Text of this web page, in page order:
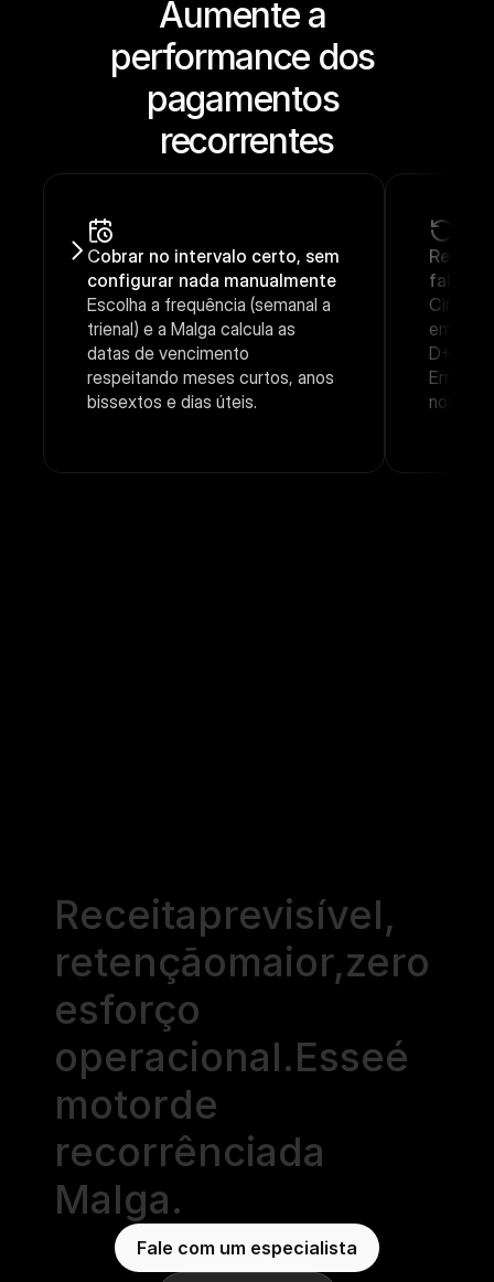
Aumente a
performance dos
pagamentos
recorrentes
Cobrar no intervalo certo, sem
configurar nada manualmente
Escolha a frequência (semanal a
trienal) e a Malga calcula as
datas de vencimento
respeitando meses curtos, anos
bissextos e dias úteis.
Cinco
em
D+16),
Erros
novas
Receitaprevisível,
retençãomaior,zero
esforço
operacional.Esseé
motorde
recorrênciada
Malga.
Fale com um especialista